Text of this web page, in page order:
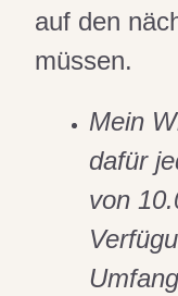
auf den
müssen.
Mein
dafür
von